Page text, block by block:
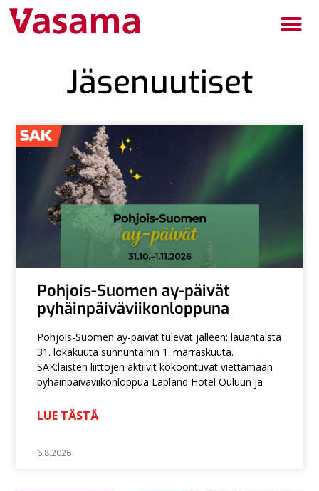
Jäsenuutiset
Pohjois-Suomen ay-päivät
pyhäinpäiväviikonloppuna
Pohjois-Suomen ay-päivät tulevat jälleen: lauantaista
31. lokakuuta sunnuntaihin 1. marraskuuta.
SAK:laisten liittojen aktiivit kokoontuvat viettämään
pyhäinpäiväviikonloppua Lapland Hotel Ouluun ja
LUE TÄSTÄ
6.8.2026